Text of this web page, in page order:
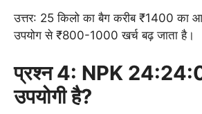
उत्तर: 25 किलो का बैग करीब ₹1400 का
उपयोग से ₹800-1000 खर्च बढ़ जाता है।
प्रश्न 4: NPK
उपयोगी है?